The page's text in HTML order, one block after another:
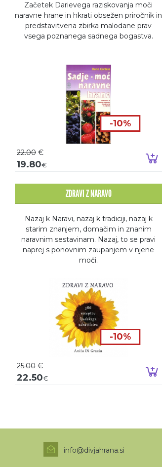
Začetek Darievega raziskovanja moči
naravne hrane in hkrati obsežen priročnik in
predstavitvena zbirka malodane prav
vsega poznanega sadnega bogastva.
-10%
22.00 €
19.80€
ZDRAVI Z NARAVO
Nazaj k Naravi, nazaj k tradiciji, nazaj k
starim znanjem, domačim in znanim
naravnim sestavinam. Nazaj, to se pravi
naprej s ponovnim zaupanjem v njene
moči.
-10%
25.00 €
22.50€
info@divjahrana.si